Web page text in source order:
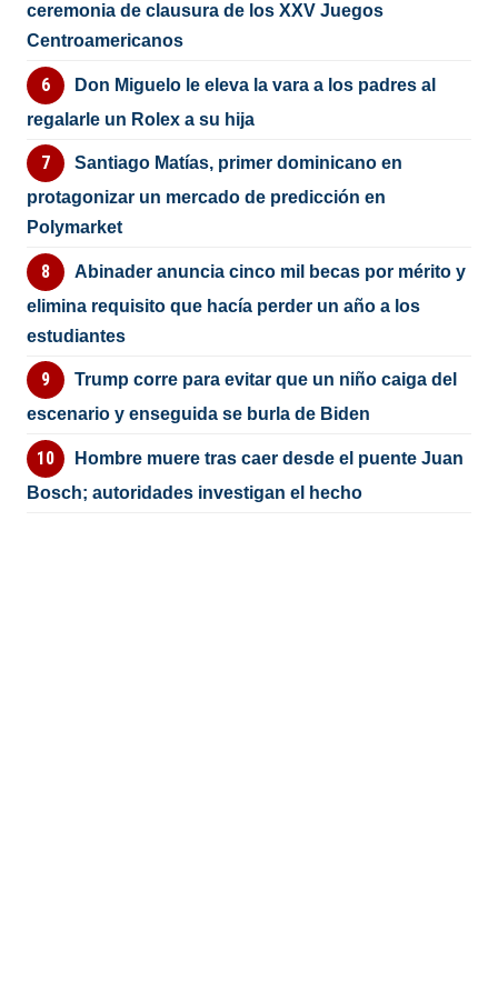
ceremonia de clausura de los XXV Juegos
Centroamericanos
Don Miguelo le eleva la vara a los padres al
regalarle un Rolex a su hija
Santiago Matías, primer dominicano en
protagonizar un mercado de predicción en
Polymarket
Abinader anuncia cinco mil becas por mérito y
elimina requisito que hacía perder un año a los
estudiantes
Trump corre para evitar que un niño caiga del
escenario y enseguida se burla de Biden
Hombre muere tras caer desde el puente Juan
Bosch; autoridades investigan el hecho